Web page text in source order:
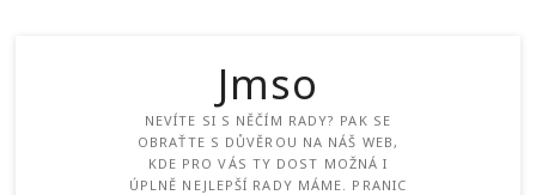
Jmso
NEVÍTE SI S NĚČÍM RADY? PAK SE
OBRAŤTE S DŮVĚROU NA NÁŠ WEB,
KDE PRO VÁS TY DOST MOŽNÁ I
ÚPLNĚ NEJLEPŠÍ RADY MÁME. PRANIC